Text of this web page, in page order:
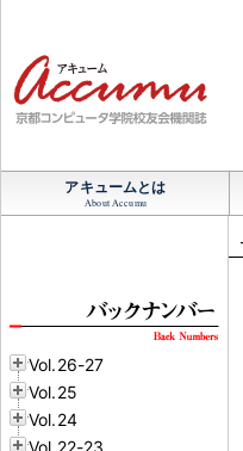
アキュームとは
About Accumu
Vol.26-27
Vol.25
Vol.24
Vol.22-23